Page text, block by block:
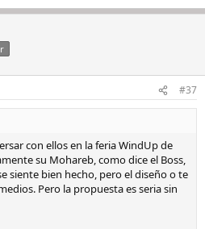
#37
con ellos en la feria WindUp de
su Mohareb, como dice el Boss,
siente bien hecho, pero el diseño o te
Pero la propuesta es seria sin